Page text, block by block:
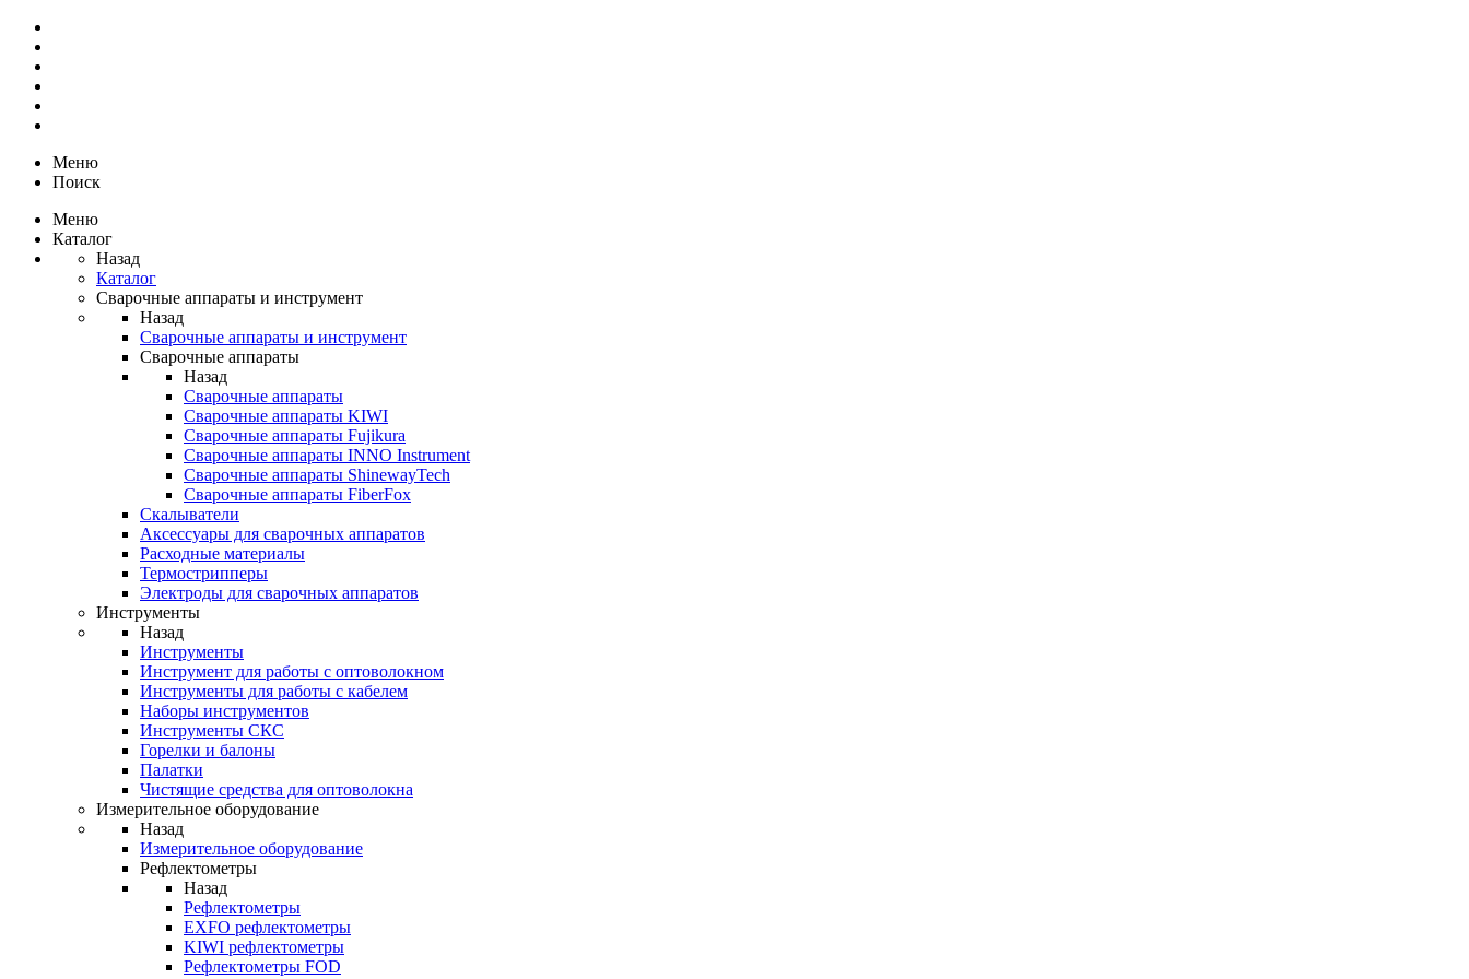
Меню
Поиск
Меню
Каталог
Назад
Каталог
Сварочные аппараты и инструмент
Назад
Сварочные аппараты и инструмент
Сварочные аппараты
Назад
Сварочные аппараты
Сварочные аппараты KIWI
Сварочные аппараты Fujikura
Сварочные аппараты INNO Instrument
Сварочные аппараты ShinewayTech
Cварочные аппараты FiberFox
Скалыватели
Аксессуары для сварочных аппаратов
Расходные материалы
Термострипперы
Электроды для сварочных аппаратов
Инструменты
Назад
Инструменты
Инструмент для работы с оптоволокном
Инструменты для работы с кабелем
Наборы инструментов
Инструменты СКС
Горелки и балоны
Палатки
Чистящие средства для оптоволокна
Измерительное оборудование
Назад
Измерительное оборудование
Рефлектометры
Назад
Рефлектометры
EXFO рефлектометры
KIWI рефлектометры
Рефлектометры FOD